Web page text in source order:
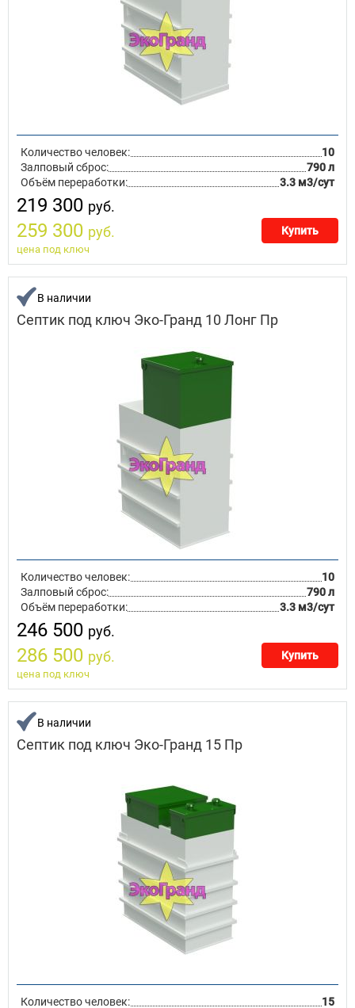
Количество человек:
10
Залповый сброс:
790 л
Объём переработки:
3.3 м3/сут
219 300 руб.
259 300 руб. Купить
цена под ключ
В наличии
Септик под ключ Эко-Гранд 10 Лонг Пр
Количество человек:
10
Залповый сброс:
790 л
Объём переработки:
3.3 м3/сут
246 500 руб.
286 500 руб. Купить
цена под ключ
В наличии
Септик под ключ Эко-Гранд 15 Пр
Количество человек:
15